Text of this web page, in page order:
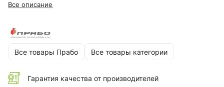
Все описание
Все товары Прабо Все товары категории
Гарантия качества от производителей